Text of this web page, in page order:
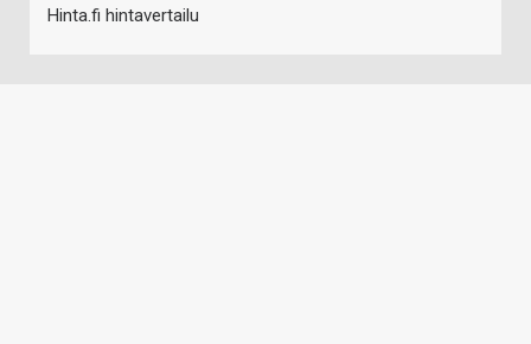
Hinta.fi hintavertailu